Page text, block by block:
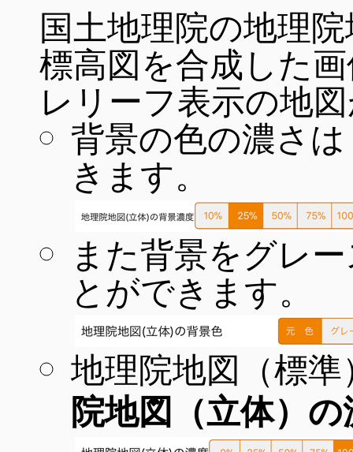
国土地理院の地理
標高図を合成した
レリーフ表示の地
背景の色の濃さ
きます。
また背景をグレ
とができます。
地理院地図（標
院地図（立体）